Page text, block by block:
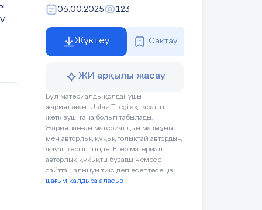
06.00.2025 123
Жүктеу Сақтау
ЖИ арқылы жасау
Бұл материалды қолданушы
жариялаған. Ustaz Tilegi ақпаратты
жеткізуші ғана болып табылады.
Жарияланған материалдың мазмұны
мен авторлық құқық толықтай автордың
жауапкершілігінде. Егер материал
авторлық құқықты бұзады немесе
сайттан алынуы тиіс деп есептесеңіз,
шағым қалдыра аласыз